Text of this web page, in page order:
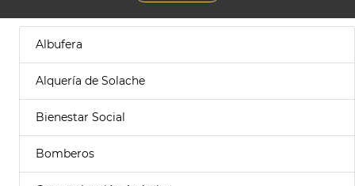
Albufera
Alquería de Solache
Bienestar Social
Bomberos